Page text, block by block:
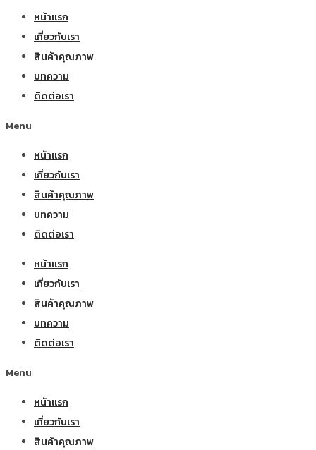
หน้าแรก
เกี่ยวกับเรา
สินค้าคุณภาพ
บทความ
ติดต่อเรา
Menu
หน้าแรก
เกี่ยวกับเรา
สินค้าคุณภาพ
บทความ
ติดต่อเรา
หน้าแรก
เกี่ยวกับเรา
สินค้าคุณภาพ
บทความ
ติดต่อเรา
Menu
หน้าแรก
เกี่ยวกับเรา
สินค้าคุณภาพ